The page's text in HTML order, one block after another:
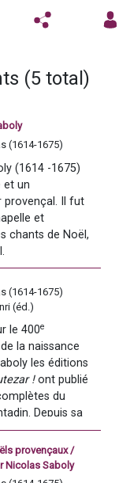
(5 total)
(1614-1675)
(1614 -1675)
et un
provençal. Il fut
et
chants de Noël,
au début de
de Frédéric
(1614-1675)
(éd.)
le 400e
la naissance
! ont publié
du
Depuis sa
de Nicolas
1675) ont été
et maintes
jours, preuve
provençaux /
Nicolas Saboly